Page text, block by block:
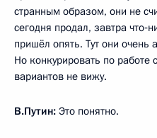
странным образом, они не
сегодня продал, завтра
пришёл опять. Тут они очень
Но конкурировать по
вариантов не вижу.
В.Путин: Это понятно.